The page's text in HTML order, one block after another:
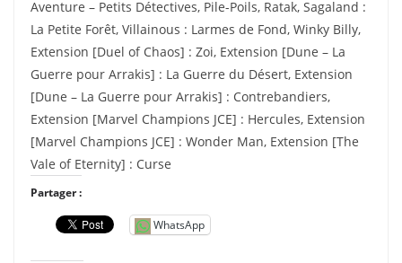
Aventure – Petits Détectives, Pile-Poils, Ratak, Sagaland :
La Petite Forêt, Villainous : Larmes de Fond, Winky Billy,
Extension [Duel of Chaos] : Zoi, Extension [Dune – La
Guerre pour Arrakis] : La Guerre du Désert, Extension
[Dune – La Guerre pour Arrakis] : Contrebandiers,
Extension [Marvel Champions JCE] : Hercules, Extension
[Marvel Champions JCE] : Wonder Man, Extension [The
Vale of Eternity] : Curse
Partager :
WhatsApp